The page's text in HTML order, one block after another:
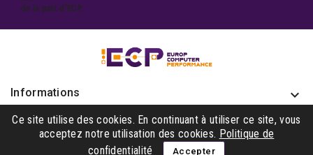
de la part d'ECP.
Informations keyboard_arrow_down
Produits 
Notre société
Ce site utilise des cookies. En continuant à utiliser ce site, vous
acceptez notre utilisation des cookies. Politique de
confidentialité
Accepter